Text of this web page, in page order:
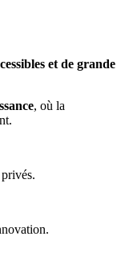
et de grande
, où la